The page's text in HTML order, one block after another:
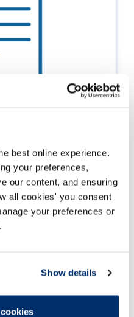
best online experience.
your preferences,
our content, and ensuring
all cookies' you consent
your preferences or
Show details